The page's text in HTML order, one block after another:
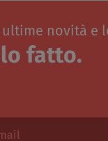
novità e
fatto.